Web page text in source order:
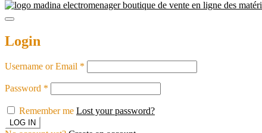
Login
Username or Email *
Password *
Remember me Lost your password?